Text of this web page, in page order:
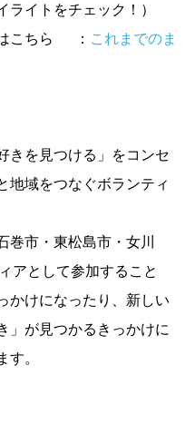
ライトをチェック！）
こちら ： これまでのま
きを見つける」をコンセ
地域をつなぐボランティ
市・東松島市・女川
アとして参加すること
かけになったり、新しい
」が見つかるきっかけに
す。